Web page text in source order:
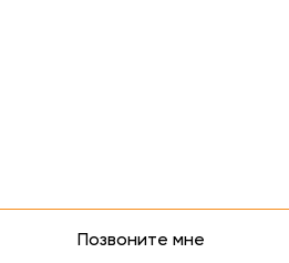
Позвоните мне